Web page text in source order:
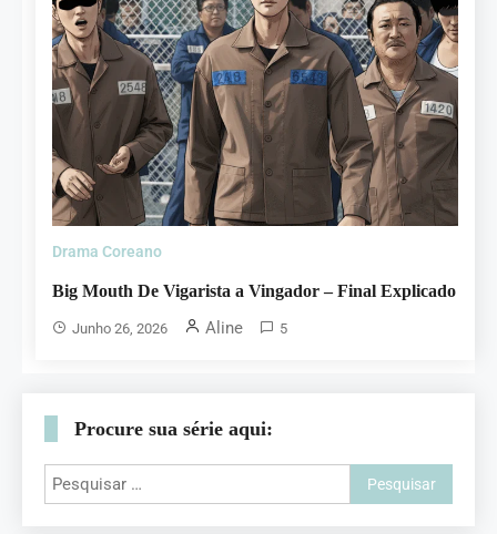
Drama Coreano
Big Mouth De Vigarista a Vingador – Final Explicado
Junho 26, 2026 Aline 5
Procure sua série aqui: